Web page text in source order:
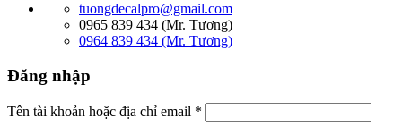
tuongdecalpro@gmail.com
0965 839 434 (Mr. Tương)
0964 839 434 (Mr. Tương)
Đăng nhập
Tên tài khoản hoặc địa chỉ email *